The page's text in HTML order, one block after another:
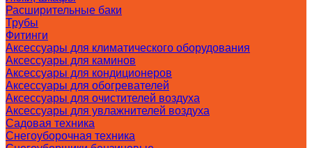
Расширительные баки
Трубы
Фитинги
Аксессуары для климатического оборудования
Аксессуары для каминов
Аксессуары для кондиционеров
Аксессуары для обогревателей
Аксессуары для очистителей воздуха
Аксессуары для увлажнителей воздуха
Садовая техника
Снегоуборочная техника